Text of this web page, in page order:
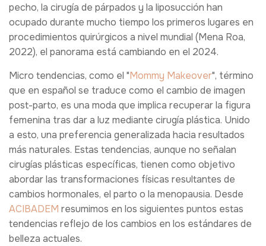
pecho, la cirugía de párpados y la liposucción han
ocupado durante mucho tiempo los primeros lugares en
procedimientos quirúrgicos a nivel mundial (Mena Roa,
2022), el panorama está cambiando en el 2024.
Micro tendencias, como el "Mommy Makeover", término
que en español se traduce como el cambio de imagen
post-parto, es una moda que implica recuperar la figura
femenina tras dar a luz mediante cirugía plástica. Unido
a esto, una preferencia generalizada hacia resultados
más naturales. Estas tendencias, aunque no señalan
cirugías plásticas específicas, tienen como objetivo
abordar las transformaciones físicas resultantes de
cambios hormonales, el parto o la menopausia. Desde
ACIBADEM resumimos en los siguientes puntos estas
tendencias reflejo de los cambios en los estándares de
belleza actuales.